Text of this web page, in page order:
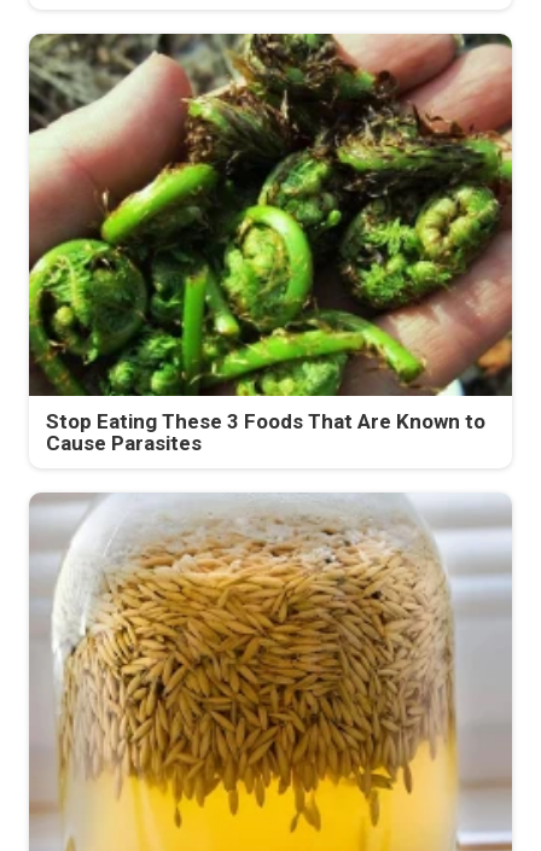
Stop Eating These 3 Foods That Are Known to
Cause Parasites